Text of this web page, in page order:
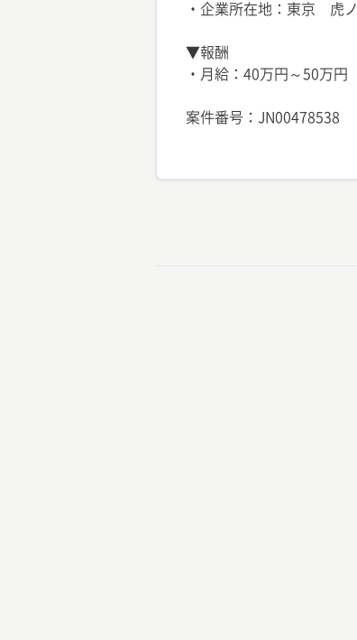
・企業所在地：東京 虎
▼報酬
・月給：40万円～50万円
案件番号：JN00478538